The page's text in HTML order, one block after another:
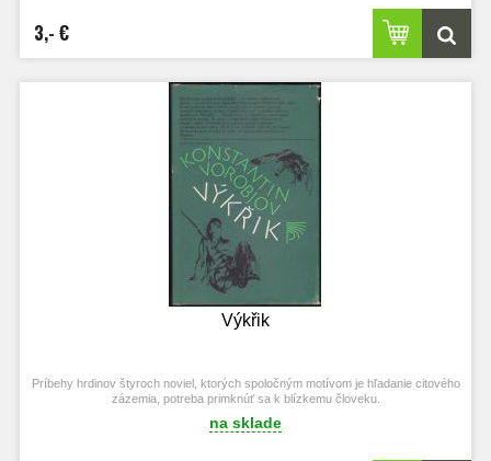
3,- €
Výkřik
Príbehy hrdinov štyroch noviel, ktorých spoločným motívom je hľadanie citového
zázemia, potreba primknúť sa k blízkemu človeku.
na sklade